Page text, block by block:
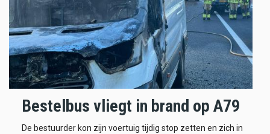
Bestelbus vliegt in brand op A79
De bestuurder kon zijn voertuig tijdig stop zetten en zich in